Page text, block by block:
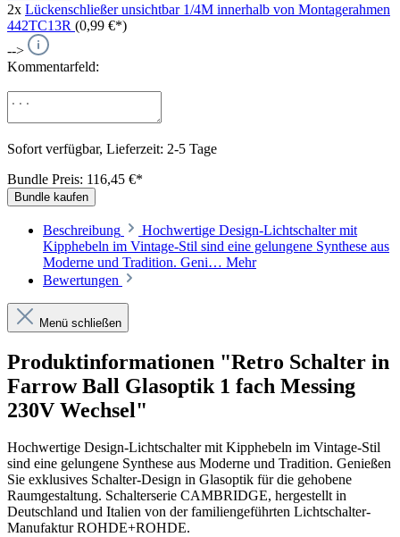
2x Lückenschließer unsichtbar 1/4M innerhalb von Montagerahmen
442TC13R (0,99 €*)
-->
Kommentarfeld:
Sofort verfügbar, Lieferzeit: 2-5 Tage
Bundle Preis: 116,45 €*
Bundle kaufen
Beschreibung
Hochwertige Design-Lichtschalter mit
Kipphebeln im Vintage-Stil sind eine gelungene Synthese aus
Moderne und Tradition. Geni… Mehr
Bewertungen
Menü schließen
Produktinformationen "Retro Schalter in
Farrow Ball Glasoptik 1 fach Messing
230V Wechsel"
Hochwertige Design-Lichtschalter mit Kipphebeln im Vintage-Stil
sind eine gelungene Synthese aus Moderne und Tradition. Genießen
Sie exklusives Schalter-Design in Glasoptik für die gehobene
Raumgestaltung. Schalterserie CAMBRIDGE, hergestellt in
Deutschland und Italien von der familiengeführten Lichtschalter-
Manufaktur ROHDE+ROHDE.